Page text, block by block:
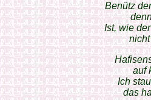
Benütz
Ist, wie
auf
Ich
das